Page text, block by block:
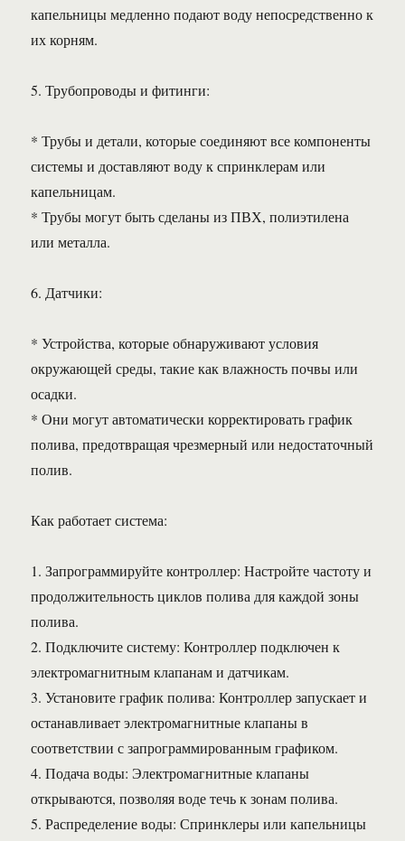
капельницы медленно подают воду непосредственно к
их корням.
5. Трубопроводы и фитинги:
* Трубы и детали, которые соединяют все компоненты
системы и доставляют воду к спринклерам или
капельницам.
* Трубы могут быть сделаны из ПВХ, полиэтилена
или металла.
6. Датчики:
* Устройства, которые обнаруживают условия
окружающей среды, такие как влажность почвы или
осадки.
* Они могут автоматически корректировать график
полива, предотвращая чрезмерный или недостаточный
полив.
Как работает система:
1. Запрограммируйте контроллер: Настройте частоту и
продолжительность циклов полива для каждой зоны
полива.
2. Подключите систему: Контроллер подключен к
электромагнитным клапанам и датчикам.
3. Установите график полива: Контроллер запускает и
останавливает электромагнитные клапаны в
соответствии с запрограммированным графиком.
4. Подача воды: Электромагнитные клапаны
открываются, позволяя воде течь к зонам полива.
5. Распределение воды: Спринклеры или капельницы